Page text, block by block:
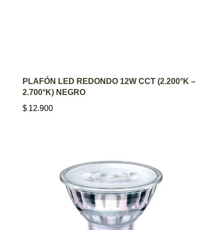
AGREGAR AL CARRITO
PLAFÓN LED REDONDO 12W CCT (2.200°K –
2.700°K) NEGRO
$ 12.900